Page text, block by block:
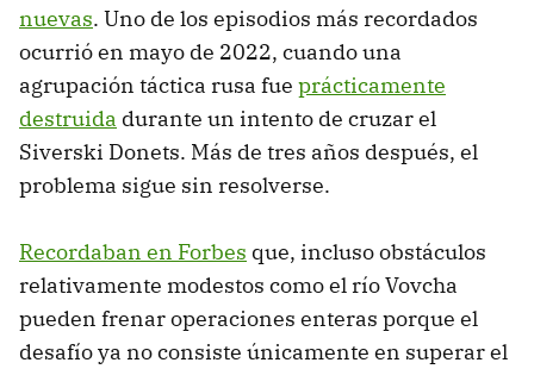
nuevas. Uno de los episodios más recordados
ocurrió en mayo de 2022, cuando una
agrupación táctica rusa fue prácticamente
destruida durante un intento de cruzar el
Siverski Donets. Más de tres años después, el
problema sigue sin resolverse.
Recordaban en Forbes que, incluso obstáculos
relativamente modestos como el río Vovcha
pueden frenar operaciones enteras porque el
desafío ya no consiste únicamente en superar el